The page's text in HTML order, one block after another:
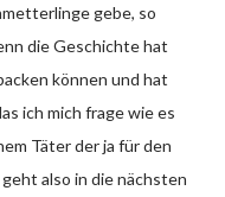
gebe, so
die Geschichte hat
können und hat
ich mich frage wie es
Täter der ja für den
also in die nächsten